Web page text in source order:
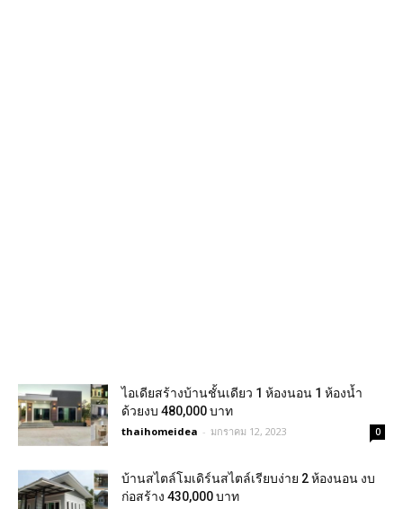
ไอเดียสร้างบ้านชั้นเดียว 1 ห้องนอน 1 ห้องน้ำ
ด้วยงบ 480,000 บาท
thaihomeidea - มกราคม 12, 2023 0
บ้านสไตล์โมเดิร์นสไตล์เรียบง่าย 2 ห้องนอน งบ
ก่อสร้าง 430,000 บาท